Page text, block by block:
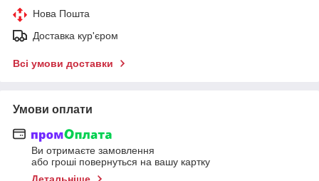
Нова Пошта
Доставка кур'єром
Всі умови доставки
Умови оплати
Ви отримаєте замовлення
або гроші повернуться на вашу картку